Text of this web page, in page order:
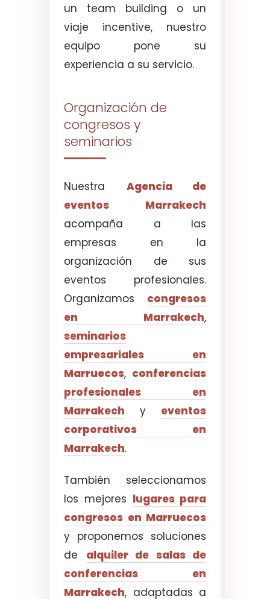
un team building o un
viaje incentive, nuestro
equipo pone su
experiencia a su servicio.
Organización de
congresos y
seminarios
Nuestra Agencia de
eventos Marrakech
acompaña a las
empresas en la
organización de sus
eventos profesionales.
Organizamos congresos
en Marrakech,
seminarios
empresariales en
Marruecos, conferencias
profesionales en
Marrakech y eventos
corporativos en
Marrakech.
También seleccionamos
los mejores lugares para
congresos en Marruecos
y proponemos soluciones
de alquiler de salas de
conferencias en
Marrakech, adaptadas a